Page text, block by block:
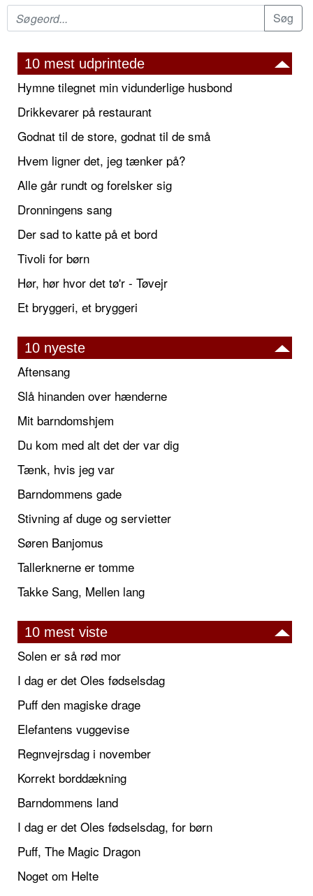
10 mest udprintede
Hymne tilegnet min vidunderlige husbond
Drikkevarer på restaurant
Godnat til de store, godnat til de små
Hvem ligner det, jeg tænker på?
Alle går rundt og forelsker sig
Dronningens sang
Der sad to katte på et bord
Tivoli for børn
Hør, hør hvor det tø'r - Tøvejr
Et bryggeri, et bryggeri
10 nyeste
Aftensang
Slå hinanden over hænderne
Mit barndomshjem
Du kom med alt det der var dig
Tænk, hvis jeg var
Barndommens gade
Stivning af duge og servietter
Søren Banjomus
Tallerknerne er tomme
Takke Sang, Mellen lang
10 mest viste
Solen er så rød mor
I dag er det Oles fødselsdag
Puff den magiske drage
Elefantens vuggevise
Regnvejrsdag i november
Korrekt borddækning
Barndommens land
I dag er det Oles fødselsdag, for børn
Puff, The Magic Dragon
Noget om Helte